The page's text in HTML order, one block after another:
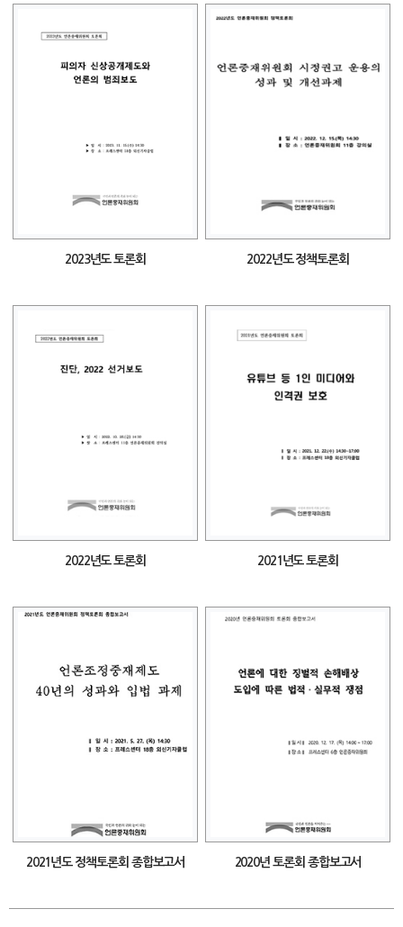
2023년도 토론회 2022년도 정책토론회
2022년도 토론회 2021년도 토론회
2021년도 정책토론회 종합보고서 2020년 토론회 종합보고서